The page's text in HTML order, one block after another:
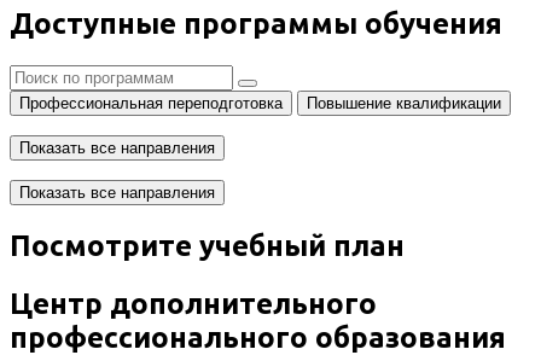
Доступные программы обучения
Профессиональная переподготовка Повышение квалификации
Показать все направления
Показать все направления
Посмотрите учебный план
Центр дополнительного
профессионального образования